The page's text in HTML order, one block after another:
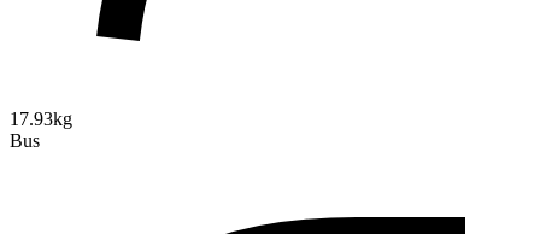
17.93kg
Bus